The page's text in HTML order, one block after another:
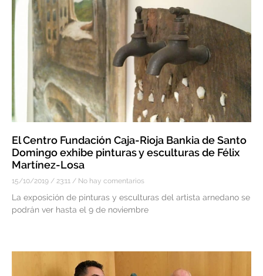
El Centro Fundación Caja-Rioja Bankia de Santo
Domingo exhibe pinturas y esculturas de Félix
Martínez-Losa
15/10/2019 23:11 No hay comentarios
La exposición de pinturas y esculturas del artista arnedano se
podrán ver hasta el 9 de noviembre